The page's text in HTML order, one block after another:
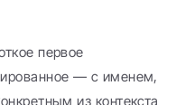
первое
— с именем,
из контекста